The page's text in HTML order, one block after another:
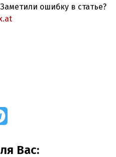
ошибку в статье?
Вас: